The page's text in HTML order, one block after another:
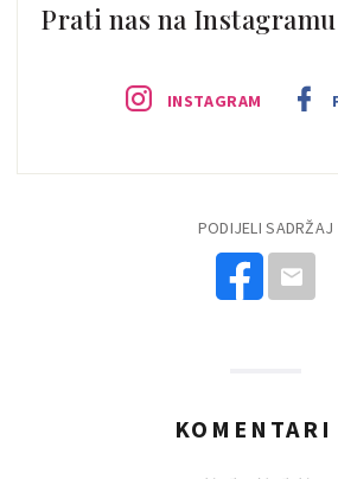
Prati nas na
INSTAGRAM
PODIJELI SADRŽAJ
KOMENTARI